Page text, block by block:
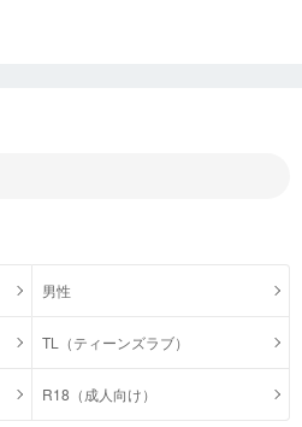
男性
TL（ティーンズラブ）
R18（成人向け）